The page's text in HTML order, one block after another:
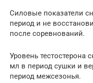
Силовые показатели
период и не
после соревнований.
Уровень тестостерона
мл в период сушки и
период межсезонья.